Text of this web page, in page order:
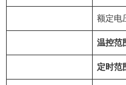
额定电
温控范
定时范